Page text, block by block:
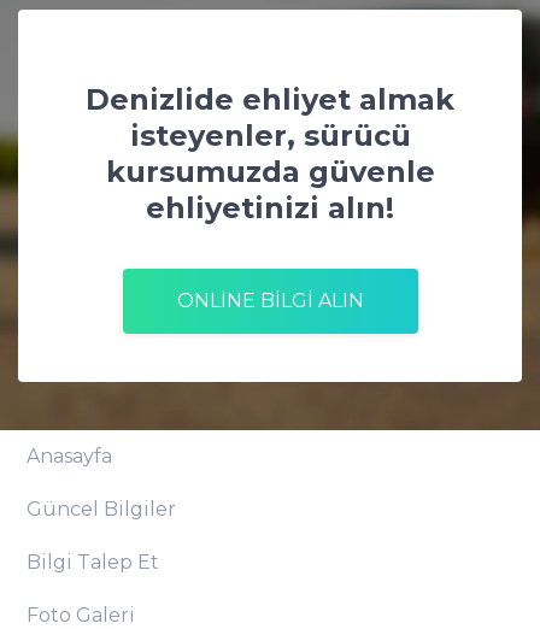
Denizlide ehliyet almak
isteyenler, sürücü
kursumuzda güvenle
ehliyetinizi alın!
ONLİNE BİLGİ ALIN
Anasayfa
Güncel Bilgiler
Bilgi Talep Et
Foto Galeri